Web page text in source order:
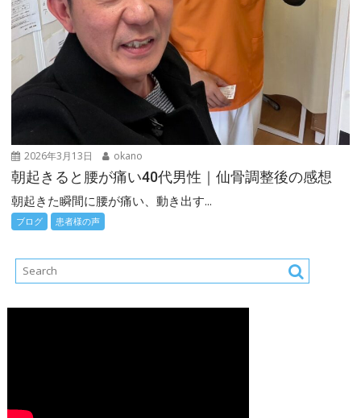
2026年3月13日 okano
朝起きると腰が痛い40代男性｜仙骨調整後の感想
朝起きた瞬間に腰が痛い、動き出す...
ブログ 患者様の声